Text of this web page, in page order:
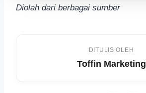
Diolah dari berbagai sumber
DITULIS OLEH
Toffin Marketing